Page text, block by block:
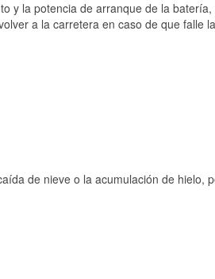
y la potencia de arranque de la
a la carretera en caso de que falle
de nieve o la acumulación de hielo,